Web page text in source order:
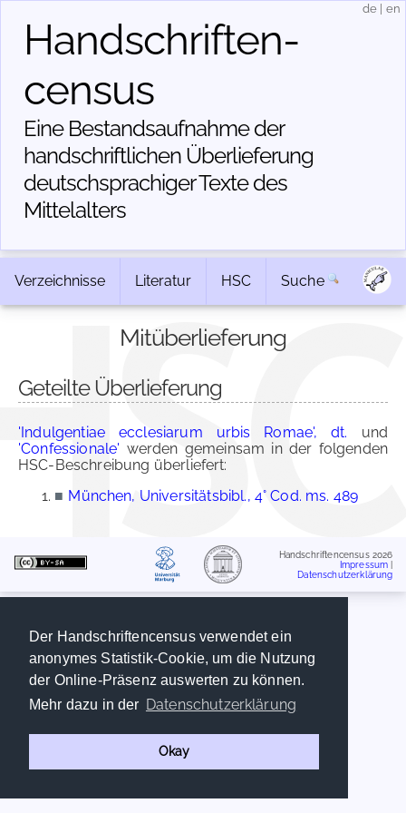
Der Handschriftencensus verwendet ein
anonymes Statistik-Cookie, um die Nutzung
der Online-Präsenz auswerten zu können.
Mehr dazu in der Datenschutzerklärung
Okay
Handschriften­
census
Eine Bestandsaufnahme der
handschriftlichen Über­lieferung
deutschsprachiger Texte des
Mittelalters
de en
Verzeichnisse Literatur HSC Suche
Mitüberlieferung
Geteilte Überlieferung
'Indulgentiae ecclesiarum urbis Romae', dt. und
'Confessionale' werden gemeinsam in der folgenden
HSC-Beschreibung überliefert:
■ München, Universitätsbibl., 4° Cod. ms. 489
Handschriftencensus 2026
Impressum
Datenschutzerklärung